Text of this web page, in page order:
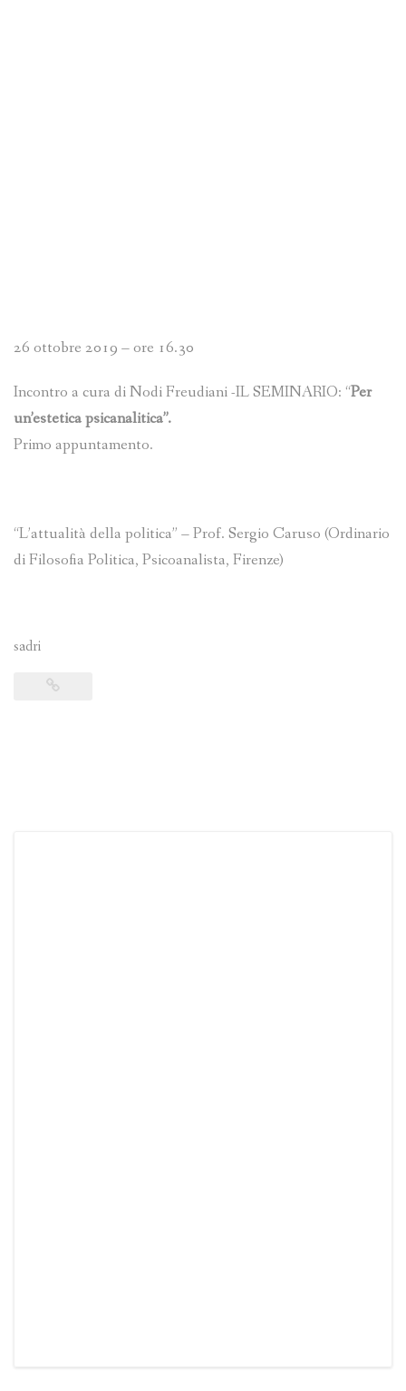
26 ottobre 2019 – ore 16.30
Incontro a cura di Nodi Freudiani -IL SEMINARIO: “Per
un’estetica psicanalitica”.
Primo appuntamento.
“L’attualità della politica” – Prof. Sergio Caruso (Ordinario
di Filosofia Politica, Psicoanalista, Firenze)
sadri